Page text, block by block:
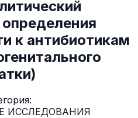
определения
к антибиотикам
ИССЛЕДОВАНИЯ